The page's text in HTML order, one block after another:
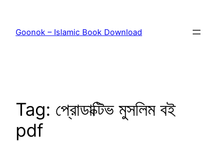
content
Goonok – Islamic Book Download
Tag: প্রোডাক্টিভ মুসলিম বই
pdf